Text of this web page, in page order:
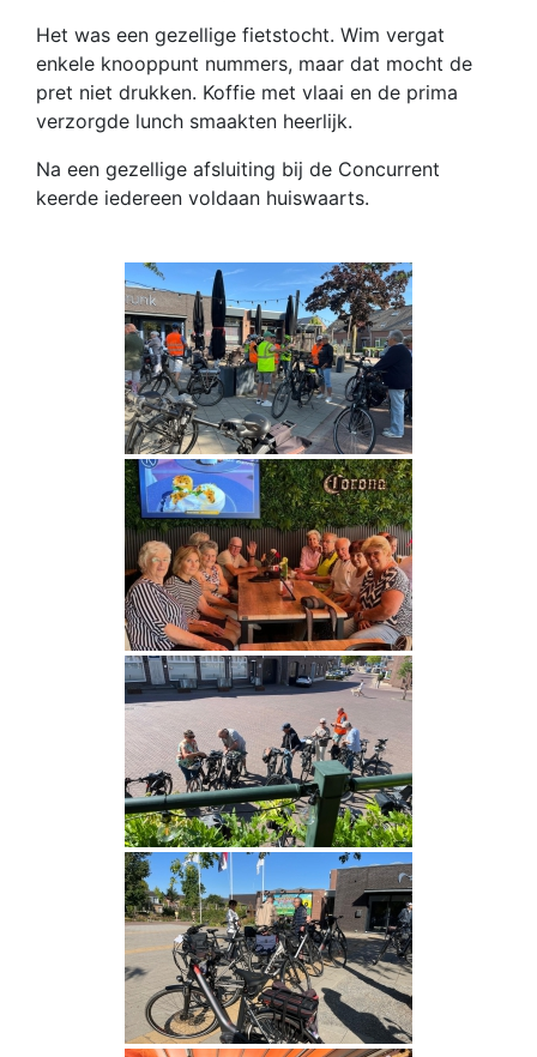
Het was een gezellige fietstocht. Wim vergat
enkele knooppunt nummers, maar dat mocht de
pret niet drukken. Koffie met vlaai en de prima
verzorgde lunch smaakten heerlijk.
Na een gezellige afsluiting bij de Concurrent
keerde iedereen voldaan huiswaarts.